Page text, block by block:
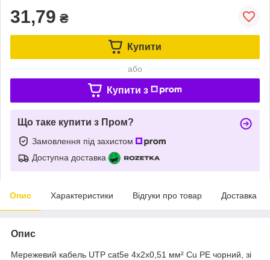
31,79 ₴
Купити
або
Купити з
Що таке купити з Пром?
Замовлення під захистом
Доступна доставка
Опис Характеристики Відгуки про товар Доставка
Опис
Мережевий кабель UTP cat5e 4х2х0,51 мм² Cu PE чорний, зі